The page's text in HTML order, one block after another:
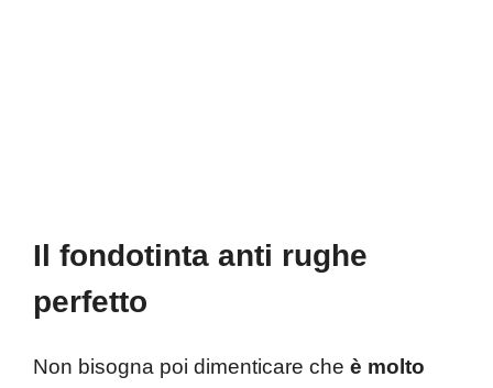
Il fondotinta anti rughe
perfetto
Non bisogna poi dimenticare che è molto